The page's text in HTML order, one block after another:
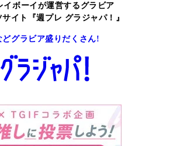
イボーイが運営するグラビア
イト『週プレ グラジャパ！』
グラビア盛りだくさん!